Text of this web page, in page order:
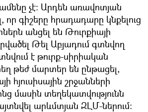
չէ: Արդեն առավոտյան
որ գիշերը հրադադարը կնքելուց
անցել են Թուրքիայի
Թել Աբյադում գտնվող
է թուրք-սիրիական
թեժ մարտեր են ընթացել,
հյուսիսային շրջանների
մասին տեղեկատվությունն
արևմտյան ԶԼՄ-ներում: